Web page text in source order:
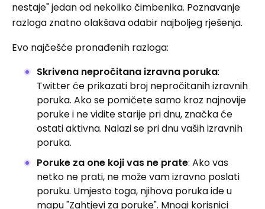
nestaje" jedan od nekoliko čimbenika. Poznavanje
razloga znatno olakšava odabir najboljeg rješenja.
Evo najčešće pronađenih razloga:
Skrivena nepročitana izravna poruka:
Twitter će prikazati broj nepročitanih izravnih
poruka. Ako se pomičete samo kroz najnovije
poruke i ne vidite starije pri dnu, značka će
ostati aktivna. Nalazi se pri dnu vaših izravnih
poruka.
Poruke za one koji vas ne prate: Ako vas
netko ne prati, ne može vam izravno poslati
poruku. Umjesto toga, njihova poruka ide u
mapu "Zahtjevi za poruke". Mnogi korisnici